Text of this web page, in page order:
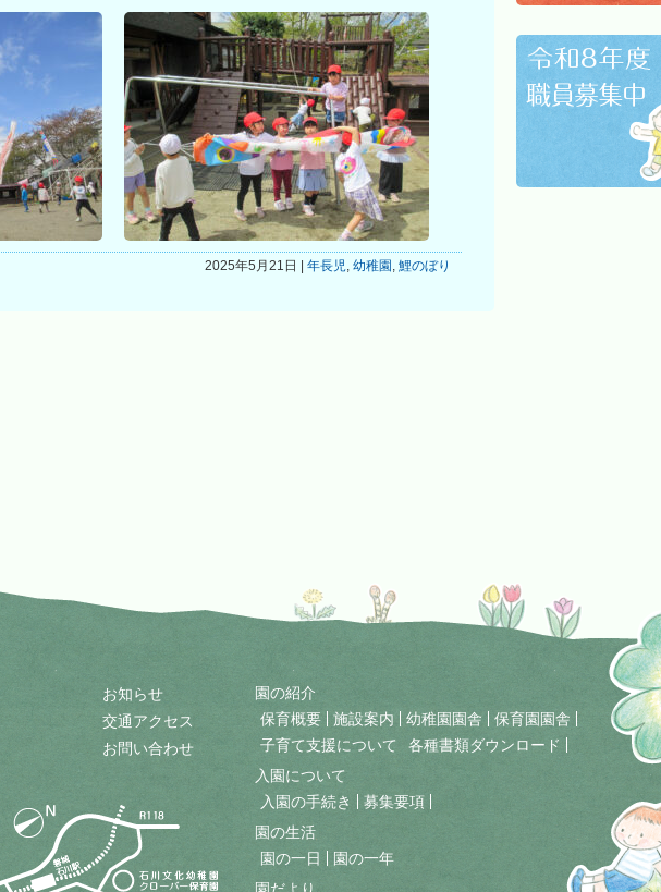
2025年5月21日 | 年長児, 幼稚園 , 鯉のぼり
お知らせ
交通アクセス
お問い合わせ
園の紹介
保育概要
施設案内 幼稚園園舎
保育園園舎
子育て支援について
各種書類ダウンロード
入園について
入園の手続き
募集要項
園の生活
園の一日
園の一年